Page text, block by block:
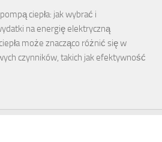
ciepła: jak wybrać i
na energię elektryczną
może znacząco różnić się w
czynników, takich jak efektywność